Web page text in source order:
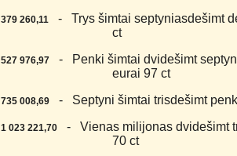
379 260,11
- Trys šimtai septyniasdešimt
ct
527 976,97
- Penki šimtai dvidešimt
eurai 97 ct
735 008,69
- Septyni šimtai trisdešimt
1 023 221,70
- Vienas milijonas dvidešimt
70 ct